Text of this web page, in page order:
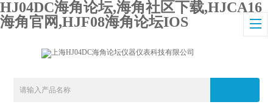
HJ04DC海角论坛,海角社区下载,HJCA16
海角官网,HJF08海角论坛IOS